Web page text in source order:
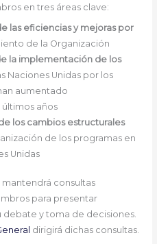
en tres áreas clave:
las eficiencias y mejoras por
de la Organización
la implementación de los
Naciones Unidas por los
aumentado
años
los cambios estructurales
de los programas en
Unidas
mantendrá consultas
para presentar
debate y toma de decisiones.
dirigirá dichas consultas.